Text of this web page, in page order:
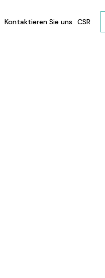
Kontaktieren Sie uns CSR